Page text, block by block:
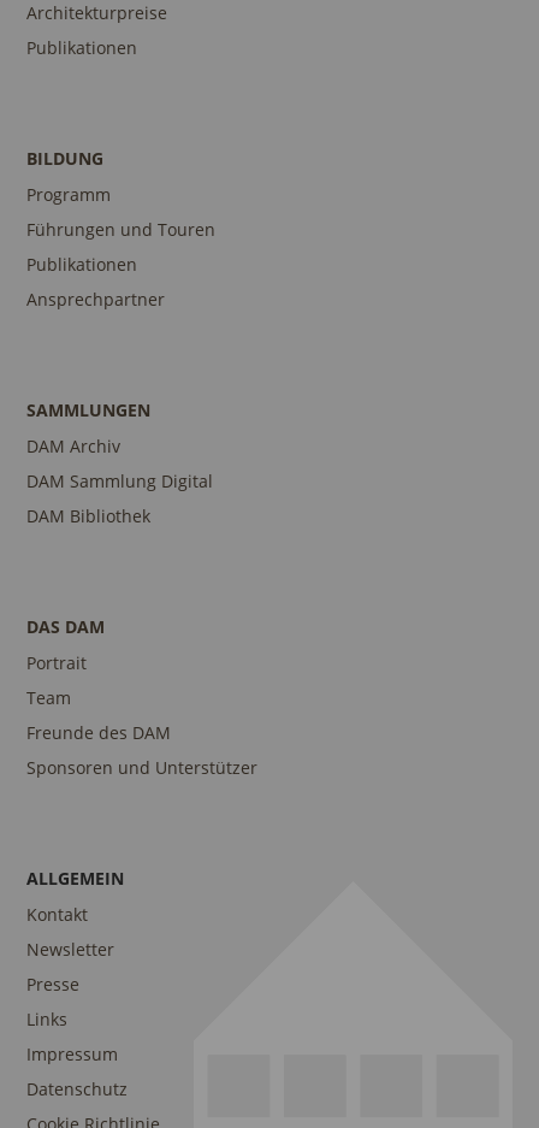
Architekturpreise
Publikationen
BILDUNG
Programm
Führungen und Touren
Publikationen
Ansprechpartner
SAMMLUNGEN
DAM Archiv
DAM Sammlung Digital
DAM Bibliothek
DAS DAM
Portrait
Team
Freunde des DAM
Sponsoren und Unterstützer
ALLGEMEIN
Kontakt
Newsletter
Presse
Links
Impressum
Datenschutz